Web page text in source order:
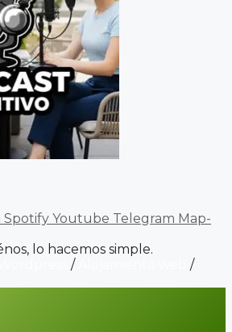
Spotify Youtube Telegram Map-
lo hacemos simple.
/
/